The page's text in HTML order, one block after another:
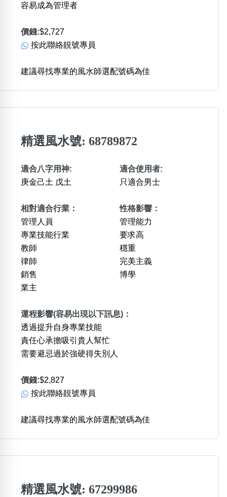
容易成為管理者
價錢:$2,727
按此聯絡靚號專員
建議尋找專業的風水師選配號碼為佳
精選風水號: 68789872
適合八字用神:
庚金己土 戊土
適合使用者:
只適合男士
相對適合行業：
管理人員
專業技能行業
教師
律師
銷售
業主
性格影響：
管理能力
要求高
穩重
完美主義
博學
運程影響(容易出現以下訊息)：
透過提升自身專業技能
責任心承擔吸引貴人幫忙
需要避忌過於強硬得失別人
價錢:$2,827
按此聯絡靚號專員
建議尋找專業的風水師選配號碼為佳
精選風水號: 67299986